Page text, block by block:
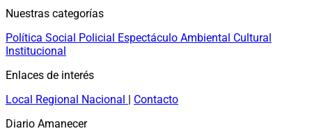
Nuestras categorías
Política Social Policial Espectáculo Ambiental Cultural
Institucional
Enlaces de interés
Local Regional Nacional | Contacto
Diario Amanecer